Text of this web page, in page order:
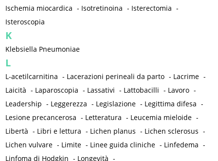
Ischemia miocardica - Isotretinoina - Isterectomia -
Isteroscopia
K
Klebsiella Pneumoniae
L
L-acetilcarnitina - Lacerazioni perineali da parto - Lacrime -
Laicità - Laparoscopia - Lassativi - Lattobacilli - Lavoro -
Leadership - Leggerezza - Legislazione - Legittima difesa -
Lesione precancerosa - Letteratura - Leucemia mieloide -
Libertà - Libri e lettura - Lichen planus - Lichen sclerosus -
Lichen vulvare - Limite - Linee guida cliniche - Linfedema -
Linfoma di Hodgkin - Longevità -